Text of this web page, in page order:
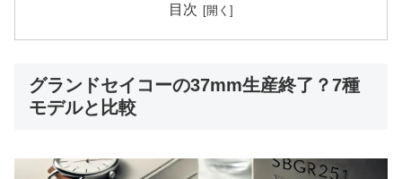
目次
グランドセイコーの37mm生産終了？7種
モデルと比較